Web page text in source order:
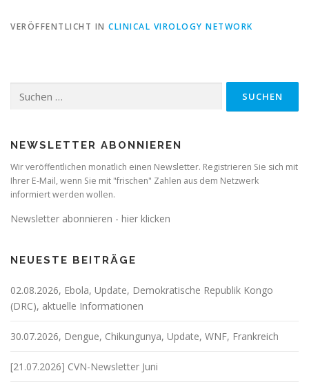
VERÖFFENTLICHT IN CLINICAL VIROLOGY NETWORK
nach:
NEWSLETTER ABONNIEREN
Wir veröffentlichen monatlich einen Newsletter. Registrieren Sie sich mit
Ihrer E-Mail, wenn Sie mit "frischen" Zahlen aus dem Netzwerk
informiert werden wollen.
Newsletter abonnieren - hier klicken
NEUESTE BEITRÄGE
02.08.2026, Ebola, Update, Demokratische Republik Kongo
(DRC), aktuelle Informationen
30.07.2026, Dengue, Chikungunya, Update, WNF, Frankreich
[21.07.2026] CVN-Newsletter Juni